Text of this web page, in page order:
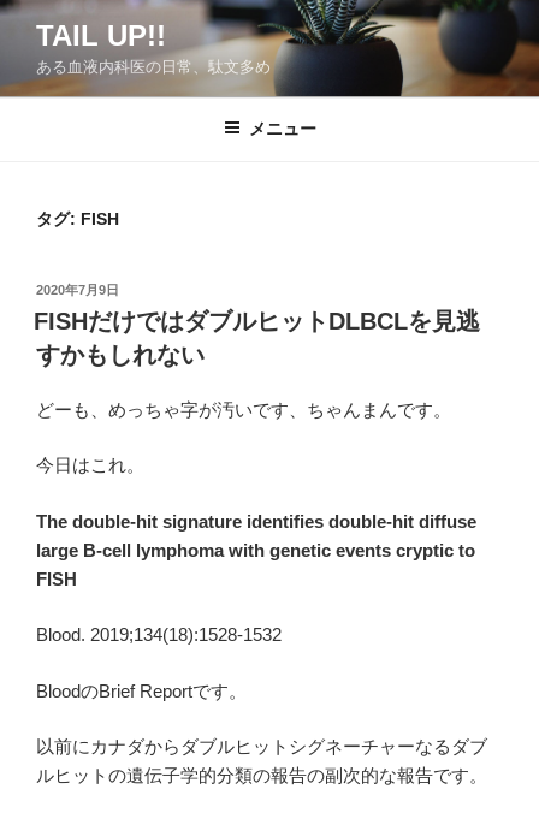
コ
ン
TAIL UP!!
ある血液内科医の日常、駄文多め
メニュー
タグ: FISH
投
稿
日:
2020年7月9日
FISHだけではダブルヒットDLBCLを見逃
すかもしれない
どーも、めっちゃ字が汚いです、ちゃんまんです。
今日はこれ。
The double-hit signature identifies double-hit diffuse
large B-cell lymphoma with genetic events cryptic to
FISH
Blood. 2019;134(18):1528-1532
BloodのBrief Reportです。
以前にカナダからダブルヒットシグネーチャーなるダブ
ルヒットの遺伝子学的分類の報告の副次的な報告です。